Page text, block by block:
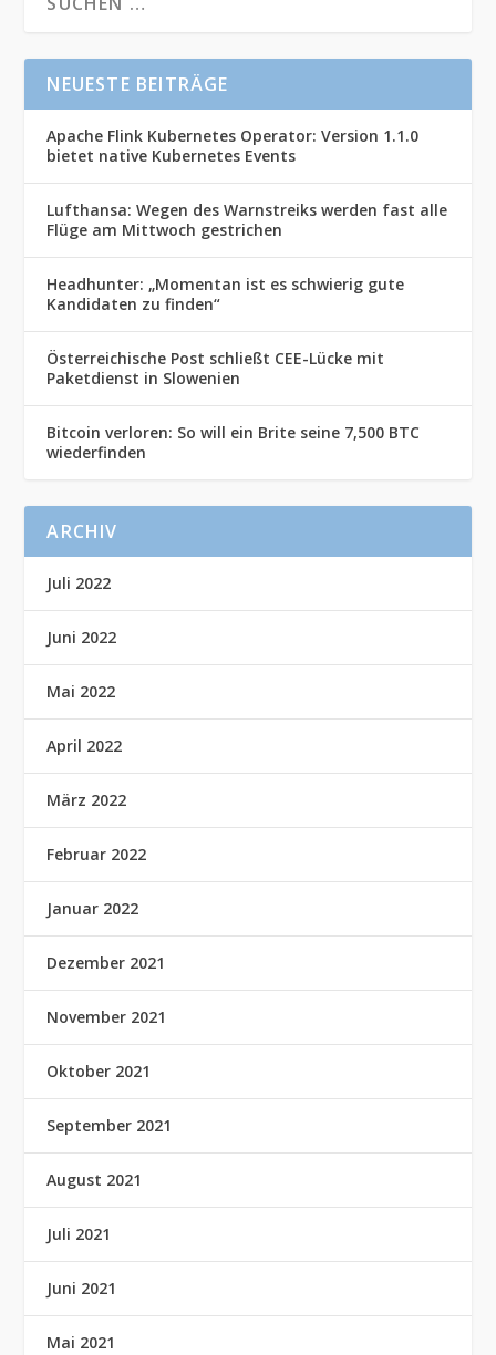
NEUESTE BEITRÄGE
Apache Flink Kubernetes Operator: Version 1.1.0
bietet native Kubernetes Events
Lufthansa: Wegen des Warnstreiks werden fast alle
Flüge am Mittwoch gestrichen
Headhunter: „Momentan ist es schwierig gute
Kandidaten zu finden“
Österreichische Post schließt CEE-Lücke mit
Paketdienst in Slowenien
Bitcoin verloren: So will ein Brite seine 7,500 BTC
wiederfinden
ARCHIV
Juli 2022
Juni 2022
Mai 2022
April 2022
März 2022
Februar 2022
Januar 2022
Dezember 2021
November 2021
Oktober 2021
September 2021
August 2021
Juli 2021
Juni 2021
Mai 2021